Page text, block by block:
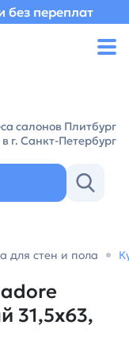
без переплат
салонов Плитбург
в г. Санкт-Петербург
для стен и пола
31,5х63,